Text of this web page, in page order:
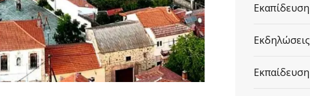
Εκαπίδευση
Εκδηλώσεις
Εκπαίδευση